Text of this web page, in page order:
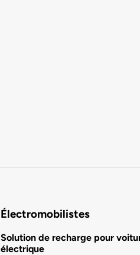
Électromobilistes
Solution de recharge pour
électrique